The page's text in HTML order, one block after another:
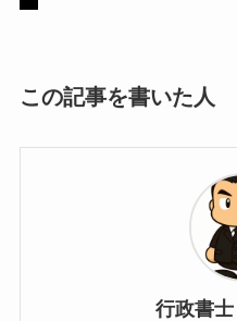
この記事を書いた人
行政書